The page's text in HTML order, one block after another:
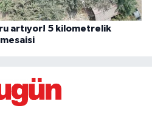
artıyor! 5 kilometrelik